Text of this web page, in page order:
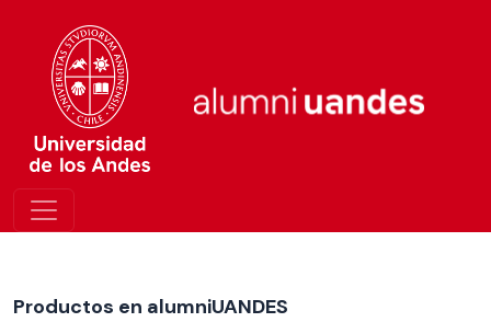
Productos en alumniUANDES